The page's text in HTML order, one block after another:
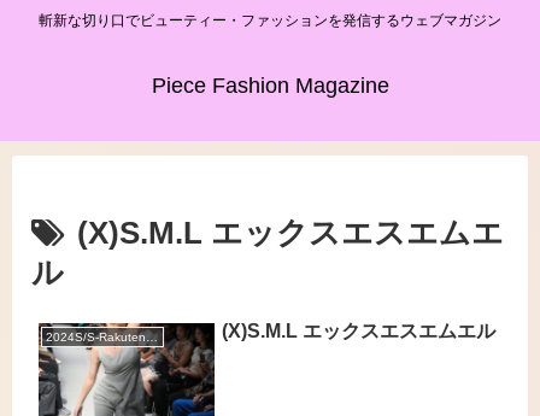
斬新な切り口でビューティー・ファッションを発信するウェブマガジン
Piece Fashion Magazine
(X)S.M.L エックスエスエムエ
ル
2024S/S-Rakuten Fashion Week TOKYO (X)S.M.L エックスエスエムエル